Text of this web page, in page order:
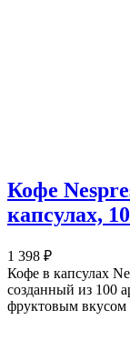
Кофе
капсулах,
1 398 ₽
Кофе в капсулах
созданный из 100
фруктовым вкусом